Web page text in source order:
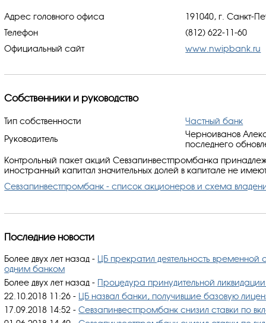
Адрес головного офиса
191040, г. Санкт-
Телефон
(812) 622-11-60
Официальный сайт
www.nwipbank.ru
Собственники и руководство
Тип собственности
Частный банк
Руководитель
Черноиванов
последнего
Контрольный пакет акций Севзапинвестпромбанка
иностранный капитал значительных долей в капитале не
Севзапинвестпромбанк - список акционеров и схема
Последние новости
Более двух лет назад- ЦБ прекратил деятельность
одним банком
Более двух лет назад- Процедура принудительной
22.10.2018 11:26- ЦБ назвал банки, получившие базовую
17.09.2018 14:52- Севзапинвестпромбанк снизил ставки по